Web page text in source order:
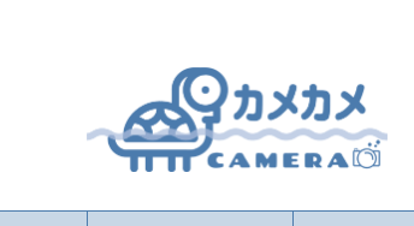
検索